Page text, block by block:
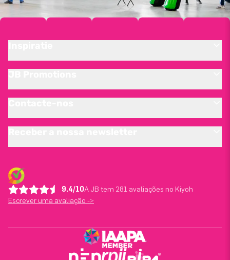
9.4/10A JB tem 281 avaliações no Kiyoh
Escrever uma avaliação ->